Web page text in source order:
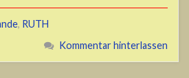
, RUTH
Kommentar hinterlassen